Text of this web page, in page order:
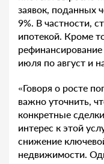
заявок, поданных
9%. В частности,
ипотекой. Кроме
июля по август и
«Говоря о росте
важно уточнить,
конкретные
интерес к этой
снижение
недвижимости.